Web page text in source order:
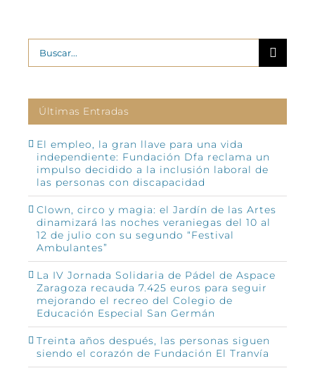
Buscar:
Últimas Entradas
El empleo, la gran llave para una vida
independiente: Fundación Dfa reclama un
impulso decidido a la inclusión laboral de
las personas con discapacidad
Clown, circo y magia: el Jardín de las Artes
dinamizará las noches veraniegas del 10 al
12 de julio con su segundo “Festival
Ambulantes”
La IV Jornada Solidaria de Pádel de Aspace
Zaragoza recauda 7.425 euros para seguir
mejorando el recreo del Colegio de
Educación Especial San Germán
Treinta años después, las personas siguen
siendo el corazón de Fundación El Tranvía